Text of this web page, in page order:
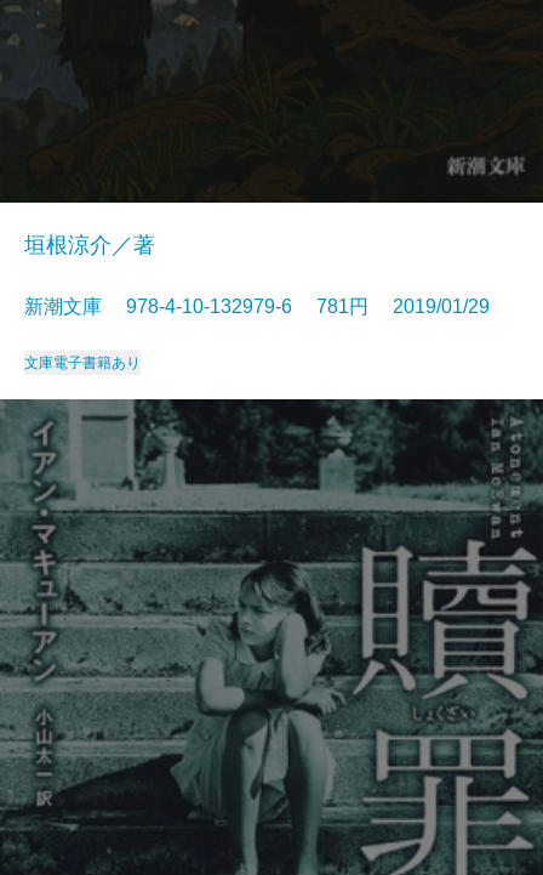
垣根涼介／著
新潮文庫 978-4-10-132979-6 781円 2019/01/29
文庫電子書籍あり